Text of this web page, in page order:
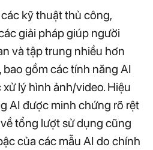
kỹ thuật thủ công,
giải pháp giúp người
và tập trung nhiều hơn
gồm các tính năng AI
lý hình ảnh/video. Hiệu
AI được minh chứng rõ rệt
tổng lượt sử dụng cũng
của các mẫu AI do chính